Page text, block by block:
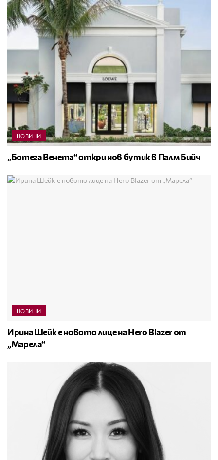
НОВИНИ
„Ботега Венета“ откри нов бутик в Палм Бийч
НОВИНИ
Ирина Шейк е новото лице на Hero Blazer от
„Марела“